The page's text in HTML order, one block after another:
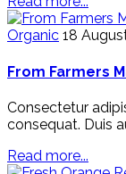
Organic 18
From Farmers
Consectetur
consequat. Duis
Read more...